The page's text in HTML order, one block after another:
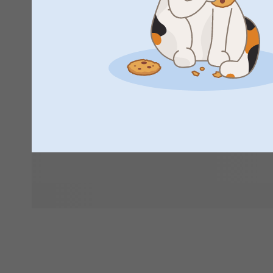
Kaipaatko lisää inspiraatiota? Tutustu sinulle